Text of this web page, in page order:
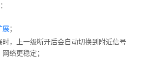
展；
，上一级断开后会自动切换到附近信号
络更稳定；